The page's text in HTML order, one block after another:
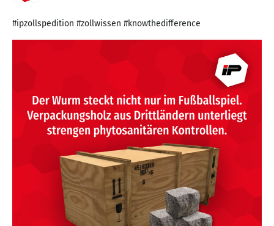
#ipzollspedition #zollwissen #knowthedifference